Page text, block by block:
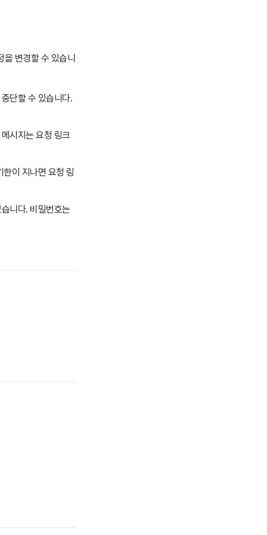
변경할 수 있습니
단할 수 있습니다.
시지는 요청 링크
이 지나면 요청 링
니다. 비밀번호는